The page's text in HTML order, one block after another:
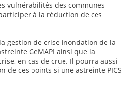
vulnérabilités des communes
à la réduction de ces
gestion de crise inondation de la
GeMAPI ainsi que la
en cas de crue. Il pourra aussi
de ces points si une astreinte PICS